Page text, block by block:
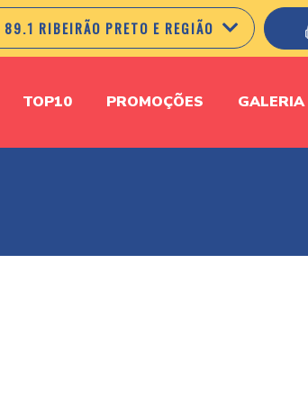
89.1 RIBEIRÃO PRETO E REGIÃO
TOP10 PROMOÇÕES GALERIA